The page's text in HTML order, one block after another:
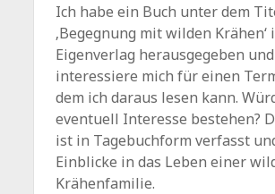
Ich habe ein Buch unter dem
‚Begegnung mit wilden Krähen‘
Eigenverlag herausgegeben und
interessiere mich für einen
dem ich daraus lesen kann.
eventuell Interesse bestehen?
ist in Tagebuchform verfasst
Einblicke in das Leben einer
Krähenfamilie.